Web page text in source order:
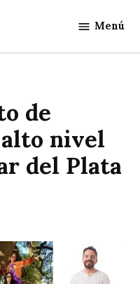
Menú
de
nivel
del Plata